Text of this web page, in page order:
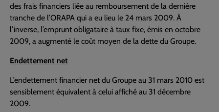
des frais financiers liée au remboursement de la dernière
tranche de l’ORAPA qui a eu lieu le 24 mars 2009. À
l’inverse, l’emprunt obligataire à taux fixe, émis en octobre
2009, a augmenté le coût moyen de la dette du Groupe.
Endettement net
L’endettement financier net du Groupe au 31 mars 2010 est
sensiblement équivalent à celui affiché au 31 décembre
2009.